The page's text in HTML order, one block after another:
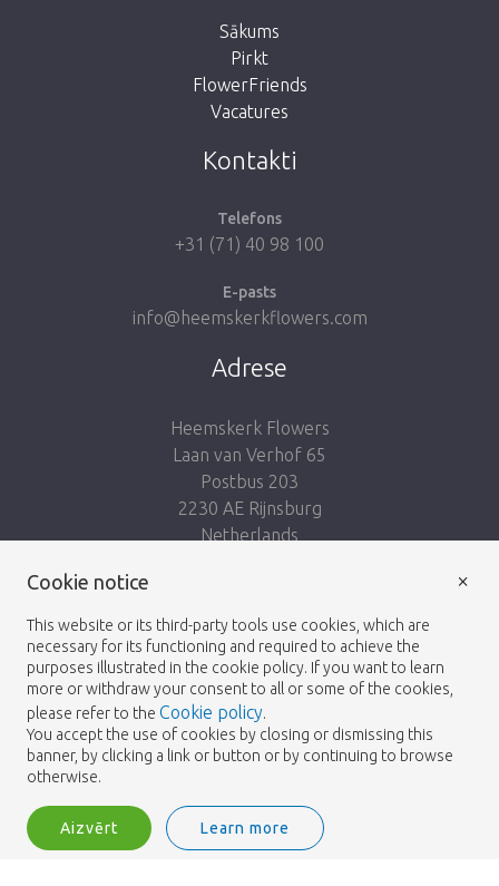
Sākums
Pirkt
FlowerFriends
Vacatures
Kontakti
Telefons
+31 (71) 40 98 100
E-pasts
info@heemskerkflowers.com
Adrese
Heemskerk Flowers
Laan van Verhof 65
Postbus 203
2230 AE Rijnsburg
Netherlands
© 2026 - Heemskerk Flowers
Heemskerk Flowers is a trading name of BGH A.Heemskerk AZN b.v.
Cookie notice
This website or its third-party tools use cookies, which are
necessary for its functioning and required to achieve the
purposes illustrated in the cookie policy. If you want to learn
more or withdraw your consent to all or some of the cookies,
please refer to the Cookie policy.
You accept the use of cookies by closing or dismissing this
banner, by clicking a link or button or by continuing to browse
otherwise.
Aizvērt Learn more
×